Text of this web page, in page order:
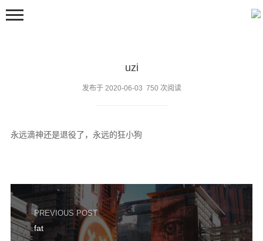
uzi
发布于 2020-06-03 750 次阅读
永远滴神还是退役了，永远的狂小狗
PREVIOUS POST
fat
首页
邻居们
关于
豆包